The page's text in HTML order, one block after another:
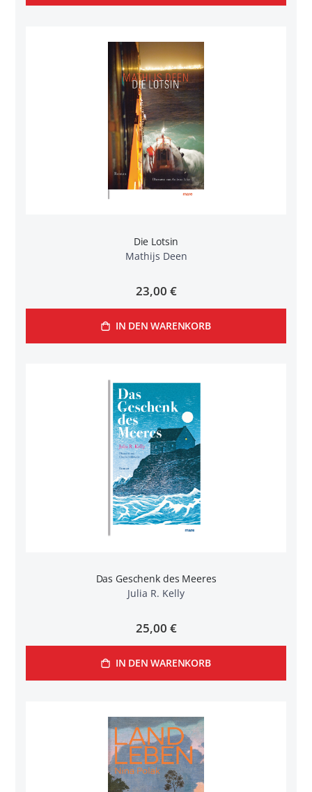
Die Lotsin
Mathijs Deen
23,00 €
IN DEN WARENKORB
Das Geschenk des Meeres
Julia R. Kelly
25,00 €
IN DEN WARENKORB